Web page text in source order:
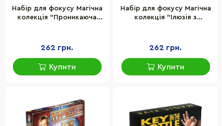
Набір для фокусу Магічна
колекція "Проникаюча
262 грн.
Купити
Набір для фокусу Магічна
колекція "Ілюзія з
262 грн.
Купити